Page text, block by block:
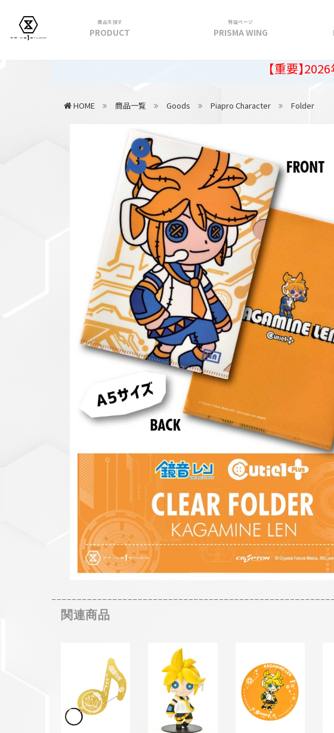
商品を探す
PRODUCT
PRIME 1 STATUE
PRIME COLLECTIBLE FIGURE
VIEW ALL...
VIEW ALL...
ラバーマスコット
VIEW ALL...
スタチューはこち
ら
特設ページ
PRISMA WING
【重要】2026年夏季休
HOME 商品一覧 Goods Piapro Character Folder
関連商品